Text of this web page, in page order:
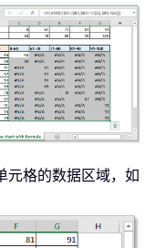
元格的数据区域，如